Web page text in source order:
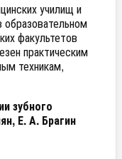
училищ и
факультетов
практическим
техникам,
зубного
Е. А. Брагин